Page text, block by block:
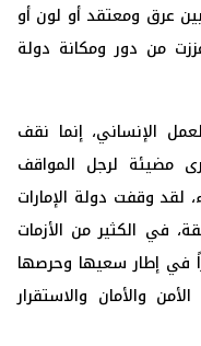
عرق ومعتقد أو لون أو
من دور ومكانة دولة
الإنساني، إنما نقف
مضيئة لرجل المواقف
لقد وقفت دولة الإمارات
في الكثير من الأزمات
في إطار سعيها وحرصها
والأمان والاستقرار